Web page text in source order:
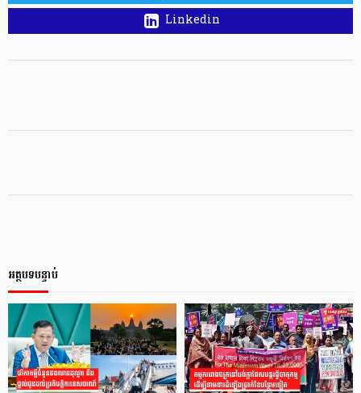
Linkedin
អត្ថបទបន្ទាប់